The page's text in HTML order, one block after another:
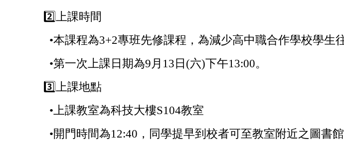
2️⃣上課時間
•本課程為3+2專班先修課程，為減少高中職合作學校學生
•第一次上課日期為9月13日(六)下午13:00。
3️⃣上課地點
•上課教室為科技大樓S104教室
•開門時間為12:40，同學提早到校者可至教室附近之圖書